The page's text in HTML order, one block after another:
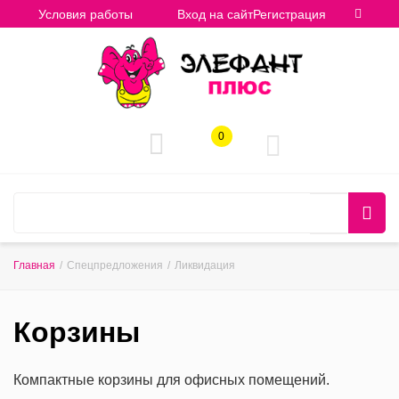
Условия работы Вход на сайтРегистрация
0
Главная / Спецпредложения / Ликвидация
Корзины
Компактные корзины для офисных помещений.